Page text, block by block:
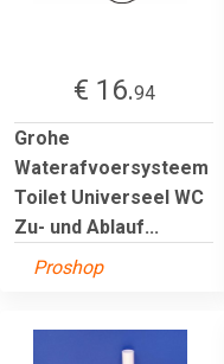
€ 16.94
Grohe
Waterafvoersysteem
Toilet Universeel WC
Zu- und Ablauf...
Proshop